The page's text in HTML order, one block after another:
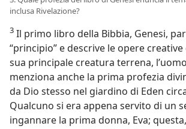
inclusa Rivelazione?
3 Il primo libro della Bibbia, Genesi,
“principio” e descrive le opere
sua principale creatura terrena,
menziona anche la prima profezia
da Dio stesso nel giardino di Eden
Qualcuno si era appena servito di un
ingannare la prima donna, Eva;